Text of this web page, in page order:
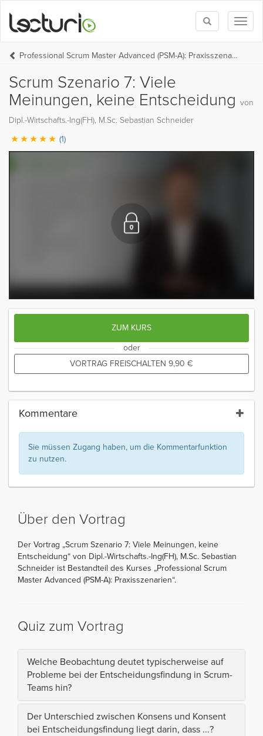
Toggle
search
Professional Scrum Master Advanced (PSM-A): Praxisszenarien
Scrum Szenario 7: Viele
Meinungen, keine Entscheidung von
Dipl.-Wirtschafts.-Ing(FH), M.Sc. Sebastian Schneider
(1)
ZUM KURS
oder
VORTRAG FREISCHALTEN 9,90 €
Kommentare
Sie müssen Zugang haben, um die Kommentarfunktion
zu nutzen.
Über den Vortrag
Der Vortrag „Scrum Szenario 7: Viele Meinungen, keine
Entscheidung“ von Dipl.-Wirtschafts.-Ing(FH), M.Sc. Sebastian
Schneider ist Bestandteil des Kurses „Professional Scrum
Master Advanced (PSM-A): Praxisszenarien“.
Quiz zum Vortrag
Welche Beobachtung deutet typischerweise auf
Probleme bei der Entscheidungsfindung in Scrum-
Teams hin?
Der Unterschied zwischen Konsens und Konsent
bei Entscheidungsfindung liegt darin, dass ...?